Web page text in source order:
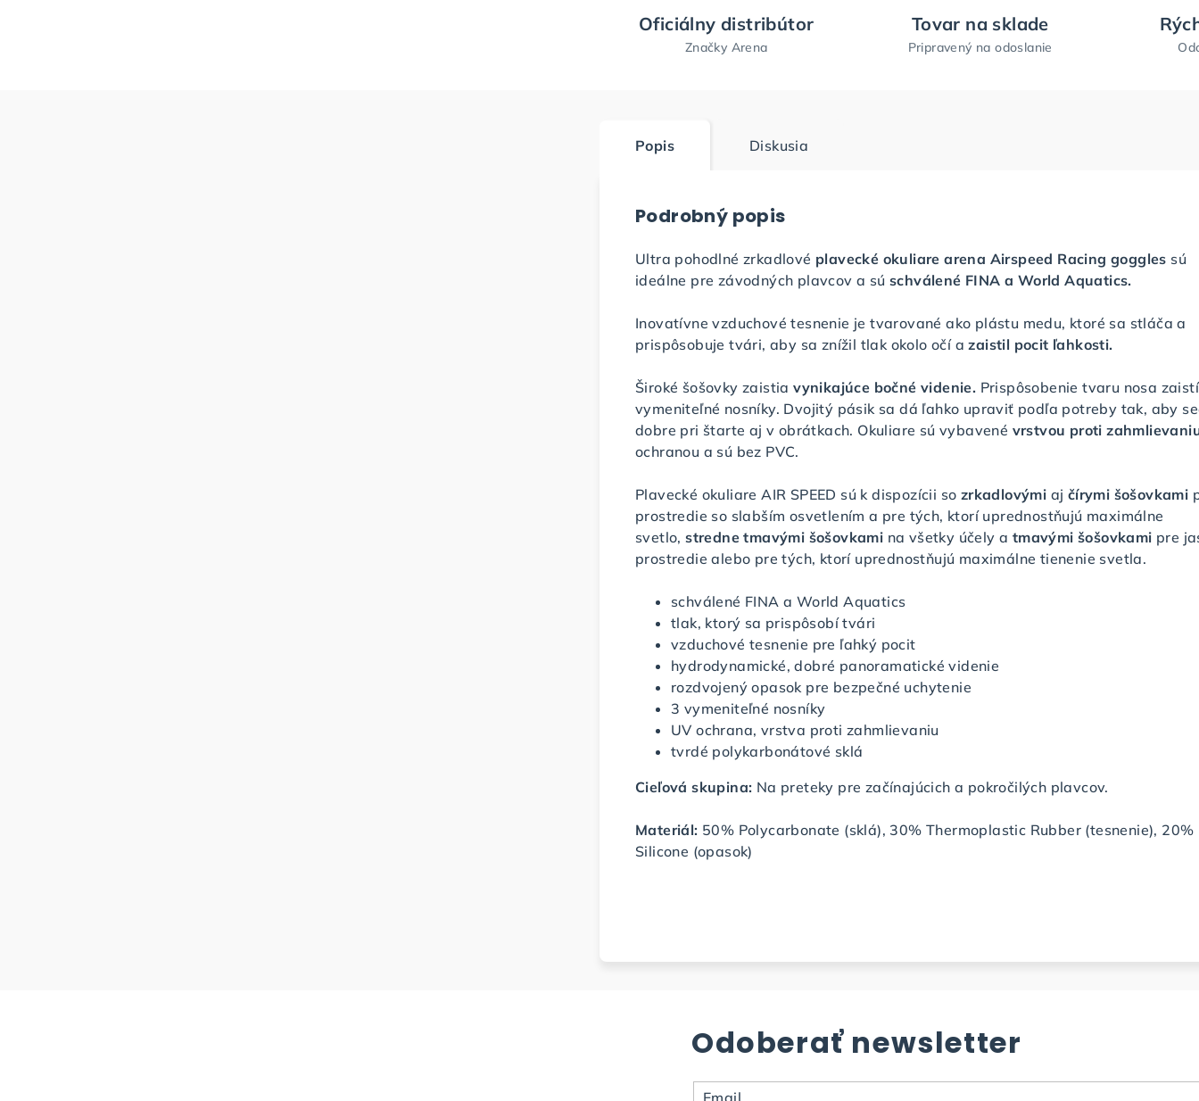
Oficiálny distribútor
Značky Arena
Tovar na sklade
Pripravený na odoslanie
Popis Diskusia
Podrobný popis
Ultra pohodlné zrkadlové plavecké okuliare arena Airspeed Racing goggles sú
ideálne pre závodných plavcov a sú schválené FINA a World Aquatics.
Inovatívne vzduchové tesnenie je tvarované ako plástu medu, ktoré sa stláča a
prispôsobuje tvári, aby sa znížil tlak okolo očí a zaistil pocit ľahkosti.
Široké šošovky zaistia vynikajúce bočné videnie. Prispôsobenie tvaru nosa
vymeniteľné nosníky. Dvojitý pásik sa dá ľahko upraviť podľa potreby tak, aby
dobre pri štarte aj v obrátkach. Okuliare sú vybavené vrstvou proti
ochranou a sú bez PVC.
Plavecké okuliare AIR SPEED sú k dispozícii so zrkadlovými aj čírymi šošovkami
prostredie so slabším osvetlením a pre tých, ktorí uprednostňujú maximálne
svetlo, stredne tmavými šošovkami na všetky účely a tmavými šošovkami pre
prostredie alebo pre tých, ktorí uprednostňujú maximálne tienenie svetla.
schválené FINA a World Aquatics
tlak, ktorý sa prispôsobí tvári
vzduchové tesnenie pre ľahký pocit
hydrodynamické, dobré panoramatické videnie
rozdvojený opasok pre bezpečné uchytenie
3 vymeniteľné nosníky
UV ochrana, vrstva proti zahmlievaniu
tvrdé polykarbonátové sklá
Cieľová skupina: Na preteky pre začínajúcich a pokročilých plavcov.
Materiál: 50% Polycarbonate (sklá), 30% Thermoplastic Rubber (tesnenie), 20%
Silicone (opasok)
Odoberať newsletter